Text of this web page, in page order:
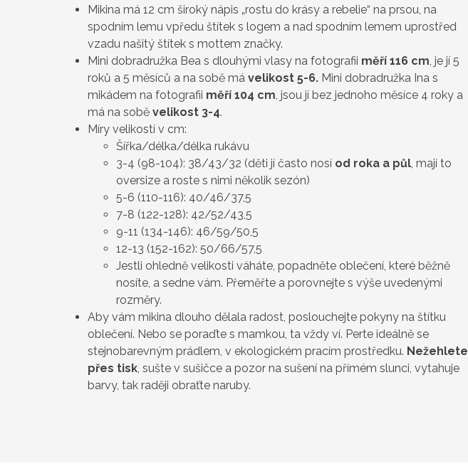
Mikina má 12 cm široký nápis „rostu do krásy a rebelie“ na prsou, na
spodním lemu vpředu štítek s logem a nad spodním lemem uprostřed
vzadu našitý štítek s mottem značky.
Mini dobradružka Bea s dlouhými vlasy na fotografii měří 116 cm , je jí 5
roků a 5 měsíců a na sobě má velikost 5-6. Mini dobradružka Ina s
mikádem na fotografii měří 104 cm , jsou jí bez jednoho měsíce 4 roky a
má na sobě velikost 3-4.
Míry velikostí v cm:
Šířka/délka/délka rukávu
3-4 (98-104): 38/43/32 (děti jí často nosí od roka a půl , mají to
oversize a roste s nimi několik sezón)
5-6 (110-116): 40/46/37,5
7-8 (122-128): 42/52/43,5
9-11 (134-146): 46/59/50,5
12-13 (152-162): 50/66/57,5
Jestli ohledně velikosti váháte, popadněte oblečení, které běžně
nosíte, a sedne vám. Přeměřte a porovnejte s výše uvedenými
rozměry.
Aby vám mikina dlouho dělala radost, poslouchejte pokyny na štítku
oblečení. Nebo se poraďte s mamkou, ta vždy ví. Perte ideálně se
stejnobarevným prádlem, v ekologickém pracím prostředku. Nežehlete
přes tisk , sušte v sušičce a pozor na sušení na přímém slunci, vytahuje
barvy, tak raději obraťte naruby.